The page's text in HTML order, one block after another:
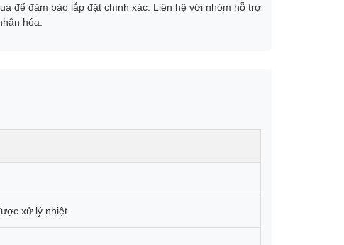
để đảm bảo lắp đặt chính xác. Liên hệ với nhóm hỗ trợ
hóa.
xử lý nhiệt